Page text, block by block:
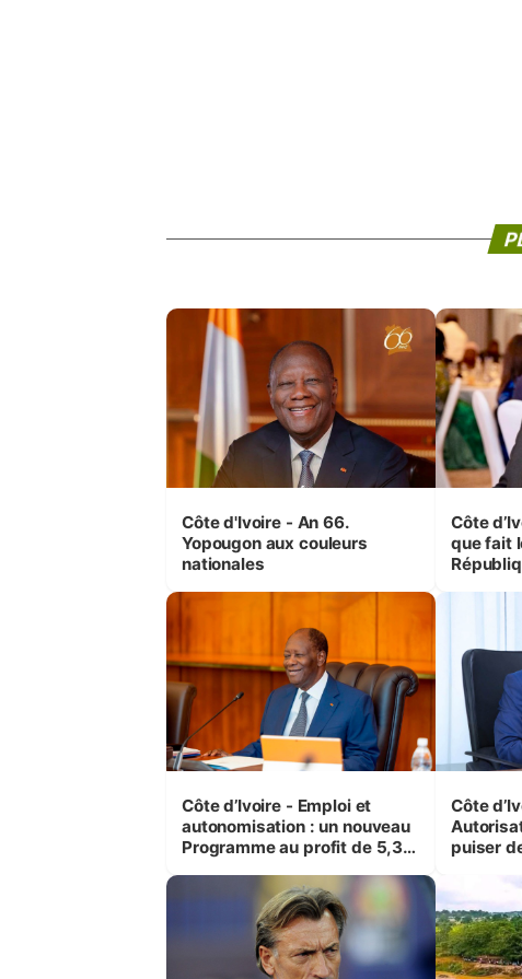
Côte d'Ivoire - An 66.
Yopougon aux couleurs
nationales
Côte
que fait
(Cne
Côte d’Ivoire - Emploi et
autonomisation : un nouveau
Programme au profit de 5,3
Côte
puiser